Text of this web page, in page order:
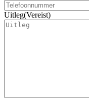
Uitleg(Vereist)